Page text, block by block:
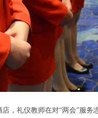
，礼仪教师在对“两会”服务